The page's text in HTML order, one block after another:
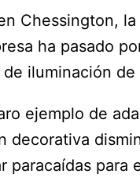
Chessington,
ha pasado
iluminación de
ejemplo de
decorativa
paracaídas